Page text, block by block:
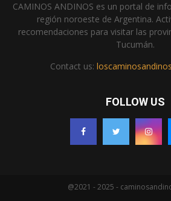
CAMINOS ANDINOS es un portal de
región noroeste de Argentina.
recomendaciones para visitar las
Tucumán.
Contact us:
FOLLOW US
@2021 - 2025 -